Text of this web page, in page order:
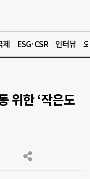
제 ESG·CSR 인터뷰
위한 ‘작은도